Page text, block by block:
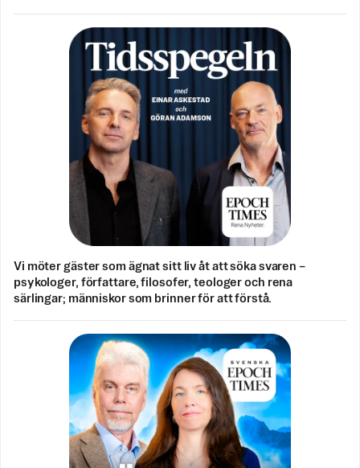
Vi möter gäster som ägnat sitt liv åt att söka svaren –
psykologer, författare, filosofer, teologer och rena
särlingar; människor som brinner för att förstå.